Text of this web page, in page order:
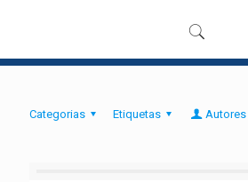
Categorias Etiquetas Autores